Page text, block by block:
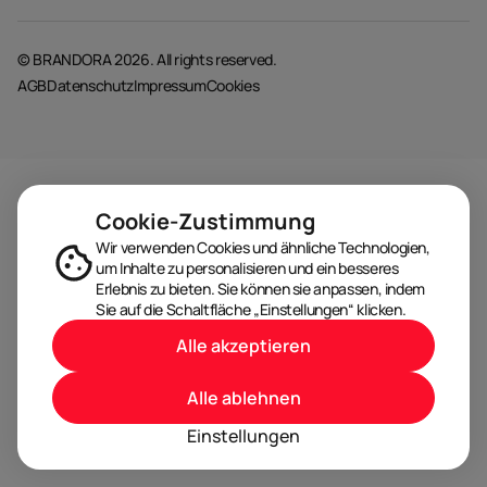
© BRANDORA 2026. All rights reserved.
AGBDatenschutzImpressumCookies
Cookie-Zustimmung
Wir verwenden Cookies und ähnliche Technologien,
um Inhalte zu personalisieren und ein besseres
Erlebnis zu bieten. Sie können sie anpassen, indem
Sie auf die Schaltfläche „Einstellungen“ klicken.
Einstellungen
Alle ablehnen
Alle akzeptieren